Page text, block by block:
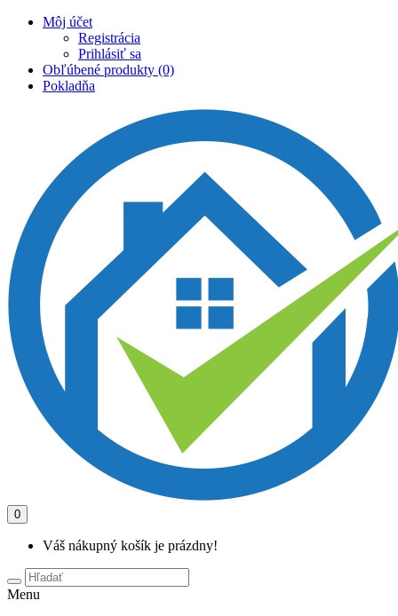
Môj účet
Registrácia
Prihlásiť sa
Obľúbené produkty (0)
Pokladňa
0
Váš nákupný košík je prázdny!
Menu